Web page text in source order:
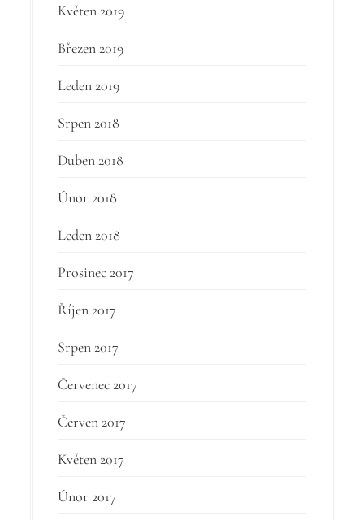
Květen 2019
Březen 2019
Leden 2019
Srpen 2018
Duben 2018
Únor 2018
Leden 2018
Prosinec 2017
Říjen 2017
Srpen 2017
Červenec 2017
Červen 2017
Květen 2017
Únor 2017